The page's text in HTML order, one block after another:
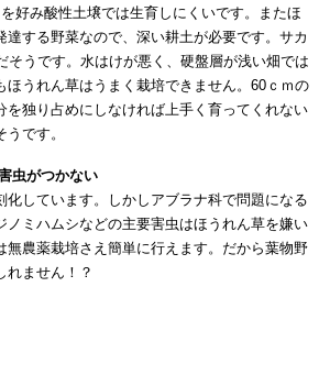
好み酸性土壌では生育しにくいです。またほ
達する野菜なので、深い耕土が必要です。サカ
そうです。水はけが悪く、硬盤層が浅い畑では
ほうれん草はうまく栽培できません。60ｃｍの
を独り占めにしなければ上手く育ってくれない
です。
虫がつかない
化しています。しかしアブラナ科で問題になる
ノミハムシなどの主要害虫はほうれん草を嫌い
無農薬栽培さえ簡単に行えます。だから葉物野
れません！？